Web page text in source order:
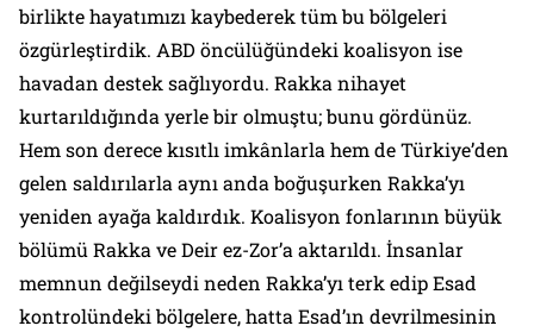
birlikte hayatımızı kaybederek tüm bu bölgeleri
özgürleştirdik. ABD öncülüğündeki koalisyon ise
havadan destek sağlıyordu. Rakka nihayet
kurtarıldığında yerle bir olmuştu; bunu gördünüz.
Hem son derece kısıtlı imkânlarla hem de Türkiye’den
gelen saldırılarla aynı anda boğuşurken Rakka’yı
yeniden ayağa kaldırdık. Koalisyon fonlarının büyük
bölümü Rakka ve Deir ez-Zor’a aktarıldı. İnsanlar
memnun değilseydi neden Rakka’yı terk edip Esad
kontrolündeki bölgelere, hatta Esad’ın devrilmesinin